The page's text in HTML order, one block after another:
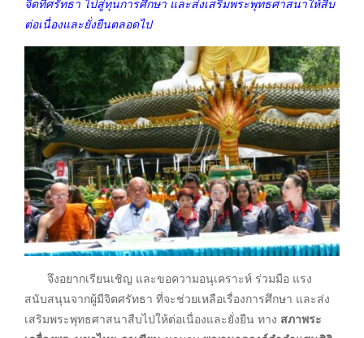
จิตที่ศรัทธา ไปสู่ทุนการศึกษา และส่งเสริมพระพุทธศาสนาให้สืบ
ต่อเนื่องและยั่งยืนตลอดไป
จึงอยากเรียนเชิญ และขอความอนุเคราะห์ ร่วมมือ แรง
สนับสนุนจากผู้มีจิตศรัทธา ที่จะช่วยเหลือเรื่องการศึกษา และส่ง
เสริมพระพุทธศาสนาสืบไปให้ต่อเนื่องและยั่งยืน ทาง สภาพระ